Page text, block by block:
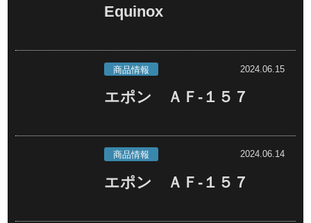
Equinox
2024.06.15
商品情報
エポン ＡＦ-１５７
2024.06.14
商品情報
エポン ＡＦ-１５７